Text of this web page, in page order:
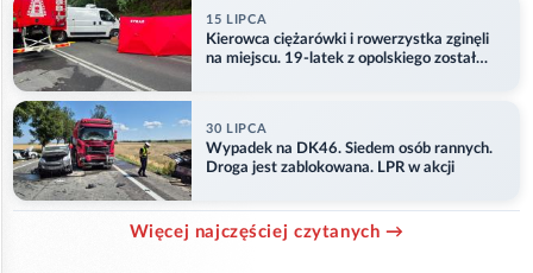
15 LIPCA
Kierowca ciężarówki i rowerzystka zginęli
na miejscu. 19-latek z opolskiego został
30 LIPCA
Wypadek na DK46. Siedem osób rannych.
Droga jest zablokowana. LPR w akcji
Więcej najczęściej czytanych →